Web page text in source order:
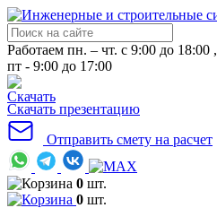
Работаем пн. – чт. с 9:00 до 18:00 ,
пт - 9:00 до 17:00
Скачать презентацию
Отправить смету на расчет
0 шт.
0 шт.